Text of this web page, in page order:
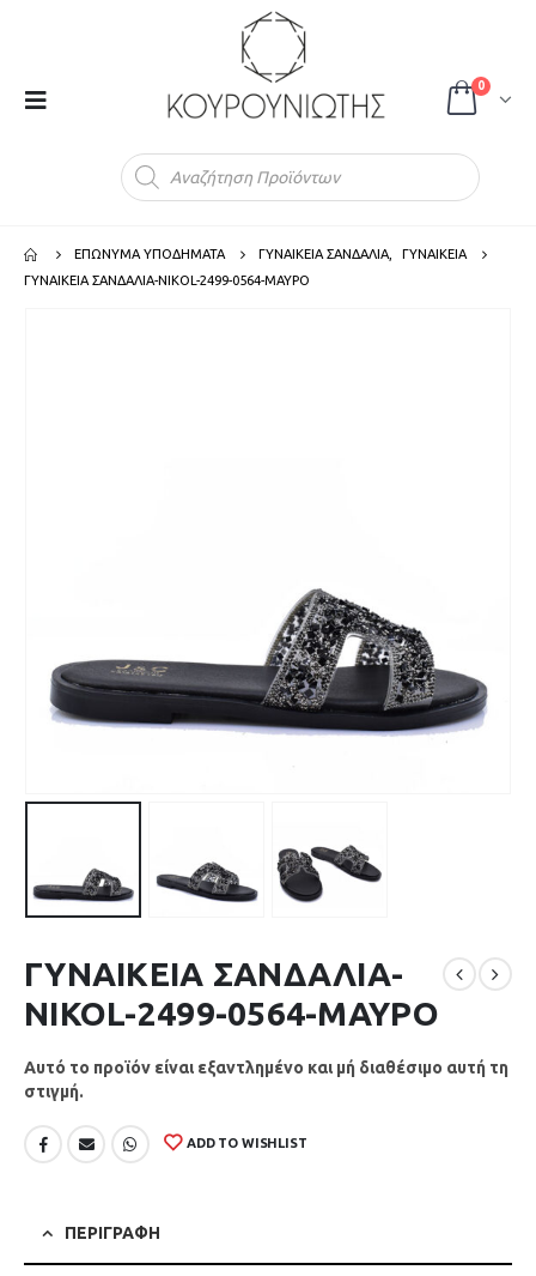
0
ΕΠΩΝΥΜΑ ΥΠΟΔΗΜΑΤΑ ΓΥΝΑΙΚΕΙΑ ΣΑΝΔΑΛΙΑ
ΓΥΝΑΙΚΕΙΑ
ΓΥΝΑΙΚΕΙΑ ΣΑΝΔΑΛΙΑ-NIKOL-2499-0564-ΜΑΥΡΟ
ΓΥΝΑΙΚΕΙΑ ΣΑΝΔΑΛΙΑ-
NIKOL-2499-0564-ΜΑΥΡΟ
Αυτό το προϊόν είναι εξαντλημένο και μή διαθέσιμο αυτή τη
στιγμή.
ADD TO WISHLIST
ΠΕΡΙΓΡΑΦΗ